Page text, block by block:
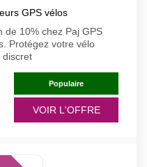
GPS vélos
de 10% chez Paj GPS
Protégez votre vélo
discret
Populaire
VOIR L'OFFRE